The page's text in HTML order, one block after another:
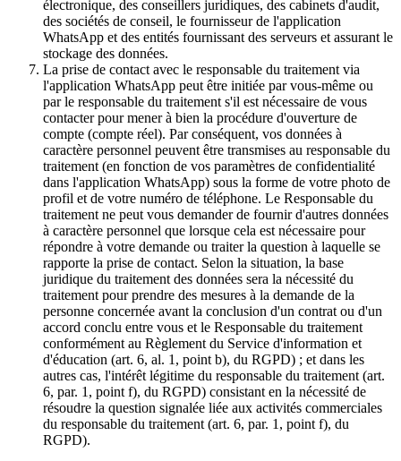
électronique, des conseillers juridiques, des cabinets d'audit,
des sociétés de conseil, le fournisseur de l'application
WhatsApp et des entités fournissant des serveurs et assurant le
stockage des données.
La prise de contact avec le responsable du traitement via
l'application WhatsApp peut être initiée par vous-même ou
par le responsable du traitement s'il est nécessaire de vous
contacter pour mener à bien la procédure d'ouverture de
compte (compte réel). Par conséquent, vos données à
caractère personnel peuvent être transmises au responsable du
traitement (en fonction de vos paramètres de confidentialité
dans l'application WhatsApp) sous la forme de votre photo de
profil et de votre numéro de téléphone. Le Responsable du
traitement ne peut vous demander de fournir d'autres données
à caractère personnel que lorsque cela est nécessaire pour
répondre à votre demande ou traiter la question à laquelle se
rapporte la prise de contact. Selon la situation, la base
juridique du traitement des données sera la nécessité du
traitement pour prendre des mesures à la demande de la
personne concernée avant la conclusion d'un contrat ou d'un
accord conclu entre vous et le Responsable du traitement
conformément au Règlement du Service d'information et
d'éducation (art. 6, al. 1, point b), du RGPD) ; et dans les
autres cas, l'intérêt légitime du responsable du traitement (art.
6, par. 1, point f), du RGPD) consistant en la nécessité de
résoudre la question signalée liée aux activités commerciales
du responsable du traitement (art. 6, par. 1, point f), du
RGPD).